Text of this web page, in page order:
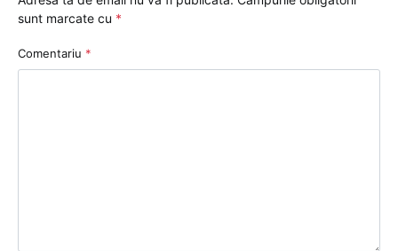
sunt marcate cu *
Comentariu *